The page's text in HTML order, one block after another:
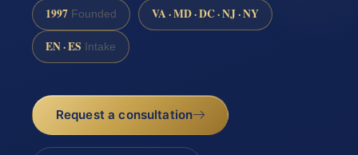
1997 Founded VA · MD · DC · NJ · NY
EN · ES Intake
Request a consultation